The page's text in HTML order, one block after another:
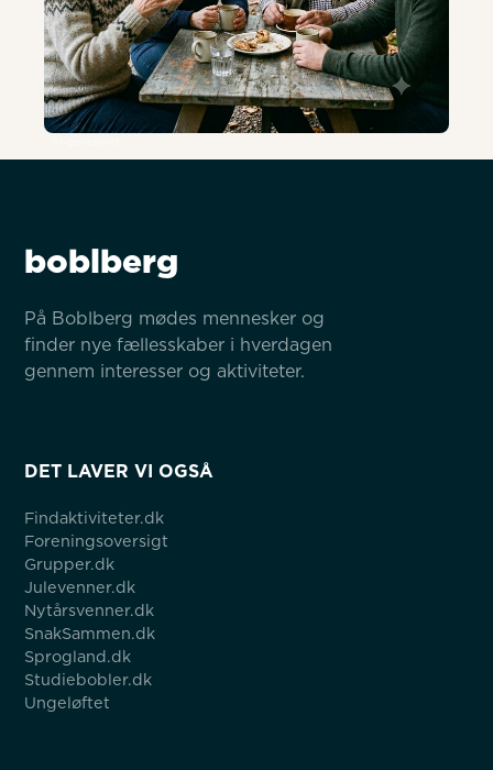
boblberg
På Boblberg mødes mennesker og
finder nye fællesskaber i hverdagen
gennem interesser og aktiviteter.
DET LAVER VI OGSÅ
Findaktiviteter.dk
Foreningsoversigt
Grupper.dk
Julevenner.dk
Nytårsvenner.dk
SnakSammen.dk
Sprogland.dk
Studiebobler.dk
Ungeløftet